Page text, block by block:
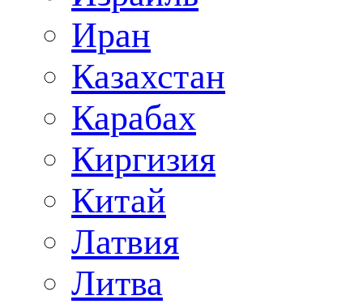
Иран
Казахстан
Карабах
Киргизия
Китай
Латвия
Литва